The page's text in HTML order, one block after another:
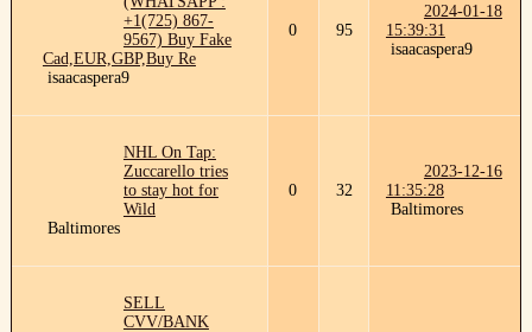
+1(725) 867-
9567) Buy Fake
Cad,EUR,GBP,Buy Re
isaacaspera9
0 95
2024-01-18
15:39:31
isaacaspera9
NHL On Tap:
Zuccarello tries
to stay hot for
Wild
Baltimores
0 32
2023-12-16
11:35:28
Baltimores
SELL
CVV/BANK